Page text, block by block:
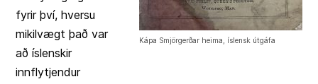
Kápa Smjörgerðar heima, íslensk útgáfa
fyrir því, hversu
mikilvægt það var
að íslenskir
innflytjendur